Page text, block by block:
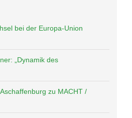
bei der Europa-Union
„Dynamik des
zu MACHT /